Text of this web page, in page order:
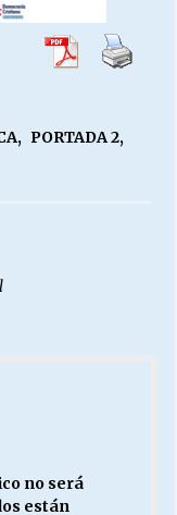
, PORTADA 2,
no será
están